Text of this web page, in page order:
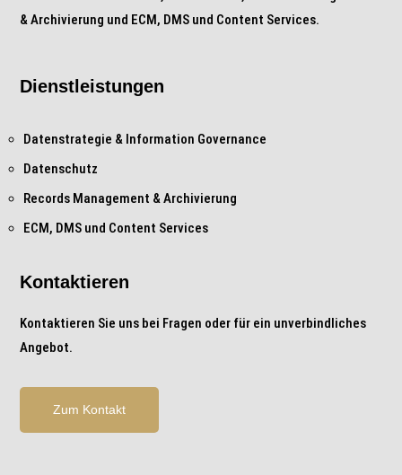
& Archivierung und ECM, DMS und Content Services.
Dienstleistungen
Datenstrategie & Information Governance
Datenschutz
Records Management & Archivierung
ECM, DMS und Content Services
Kontaktieren
Kontaktieren Sie uns bei Fragen oder für ein unverbindliches
Angebot.
Zum Kontakt